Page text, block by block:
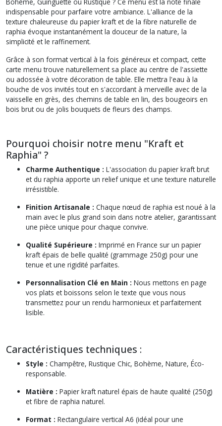
indispensable pour parfaire votre ambiance. L'alliance de la
texture chaleureuse du papier kraft et de la fibre naturelle de
raphia évoque instantanément la douceur de la nature, la
simplicité et le raffinement.
Grâce à son format vertical à la fois généreux et compact, cette
carte menu trouve naturellement sa place au centre de l'assiette
ou adossée à votre décoration de table. Elle mettra l'eau à la
bouche de vos invités tout en s'accordant à merveille avec de la
vaisselle en grès, des chemins de table en lin, des bougeoirs en
bois brut ou de jolis bouquets de fleurs des champs.
Pourquoi choisir notre menu "Kraft et
Raphia" ?
Charme Authentique : L'association du papier kraft brut
et du raphia apporte un relief unique et une texture naturelle
irrésistible.
Finition Artisanale : Chaque nœud de raphia est noué à la
main avec le plus grand soin dans notre atelier, garantissant
une pièce unique pour chaque convive.
Qualité Supérieure : Imprimé en France sur un papier
kraft épais de belle qualité (grammage 250g) pour une
tenue et une rigidité parfaites.
Personnalisation Clé en Main : Nous mettons en page
vos plats et boissons selon le texte que vous nous
transmettez pour un rendu harmonieux et parfaitement
lisible.
Caractéristiques techniques :
Style : Champêtre, Rustique Chic, Bohème, Nature, Éco-
responsable.
Matière : Papier kraft naturel épais de haute qualité (250g)
et fibre de raphia naturel.
Format : Rectangulaire vertical A6 (idéal pour une